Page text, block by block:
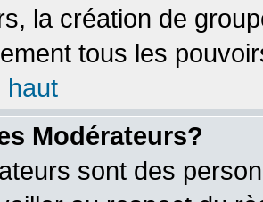
la création de
tous les
haut
Modérateurs?
sont des